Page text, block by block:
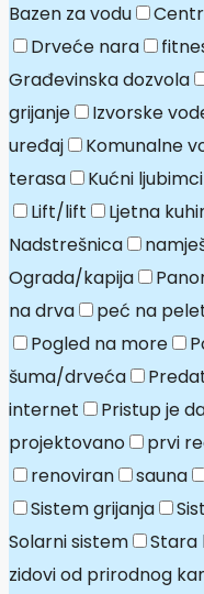
Bazen za vodu
Drveće nara
Građevinska dozvola
grijanje
Izvorske
uređaj
Komunalne
terasa
Kućni
Lift/lift
Ljetna
Nadstrešnica
Ograda/kapija
na drva
peć na
Pogled na more
šuma/drveća
internet
Pristup je
projektovano
prvi
renoviran
sauna
Sistem grijanja
Solarni sistem
Stara
zidovi od prirodnog